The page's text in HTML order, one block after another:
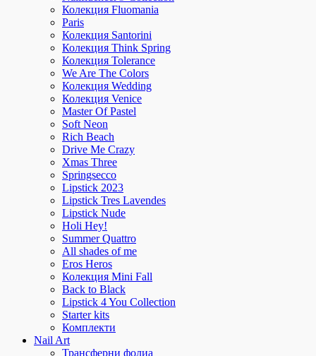
Колекция Fluomania
Paris
Колекция Santorini
Колекция Think Spring
Колекция Tolerance
We Are The Colors
Колекция Wedding
Колекция Venice
Master Of Pastel
Soft Neon
Rich Beach
Drive Me Crazy
Xmas Three
Springsecco
Lipstick 2023
Lipstick Tres Lavendes
Lipstick Nude
Holi Hey!
Summer Quattro
All shades of me
Eros Heros
Колекция Mini Fall
Back to Black
Lipstick 4 You Collection
Starter kits
Комплекти
Nail Art
Трансферни фолиа